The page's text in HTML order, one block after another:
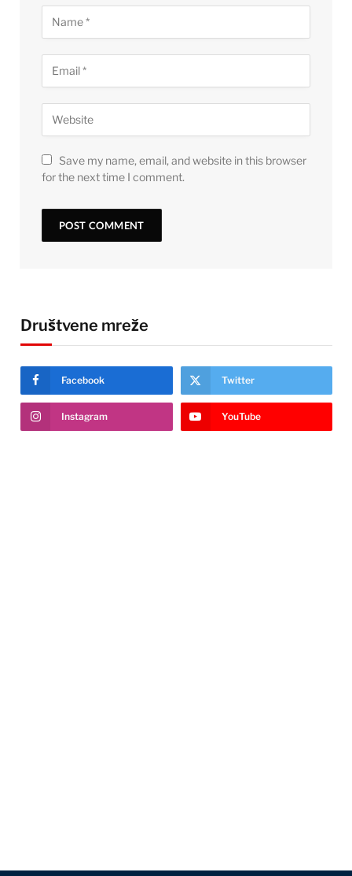
Save my name, email, and website in this browser
for the next time I comment.
Društvene mreže
Facebook Twitter
Instagram YouTube